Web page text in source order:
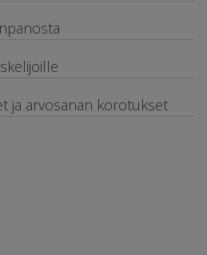
ja arvosanan korotukset